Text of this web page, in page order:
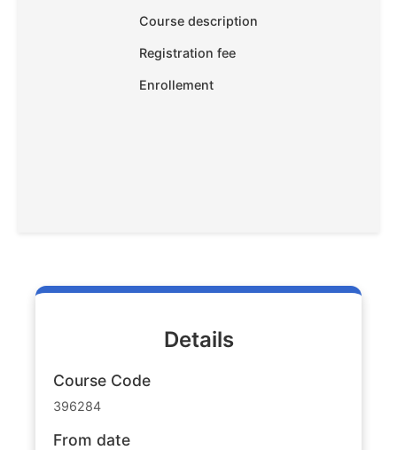
Course description
Registration fee
Enrollement
Details
Course Code
396284
From date